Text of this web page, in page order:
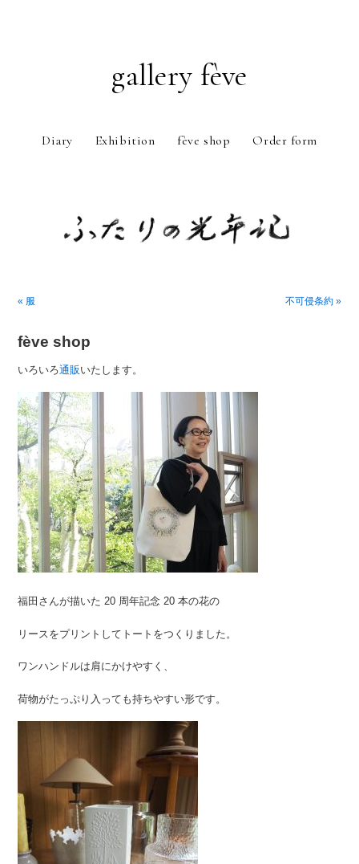
gallery fève
Diary Exhibition fève shop Order form
« 服
不可侵条約 »
fève shop
いろいろ通販 いたします。
福田さんが描いた 20 周年記念 20 本の花の
リースをプリントしてトートをつくりました。
ワンハンドルは肩にかけやすく、
荷物がたっぷり入っても持ちやすい形です。